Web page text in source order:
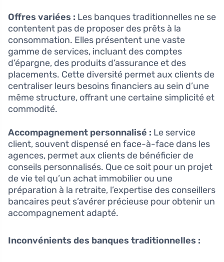
Offres variées : Les banques traditionnelles ne se
contentent pas de proposer des prêts à la
consommation. Elles présentent une vaste
gamme de services, incluant des comptes
d’épargne, des produits d’assurance et des
placements. Cette diversité permet aux clients de
centraliser leurs besoins financiers au sein d’une
même structure, offrant une certaine simplicité et
commodité.
Accompagnement personnalisé : Le service
client, souvent dispensé en face-à-face dans les
agences, permet aux clients de bénéficier de
conseils personnalisés. Que ce soit pour un projet
de vie tel qu’un achat immobilier ou une
préparation à la retraite, l’expertise des conseillers
bancaires peut s’avérer précieuse pour obtenir un
accompagnement adapté.
Inconvénients des banques traditionnelles :